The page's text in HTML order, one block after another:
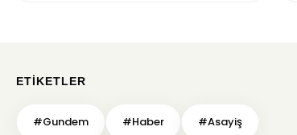
ETIKETLER
#Gundem #Haber #Asayiş